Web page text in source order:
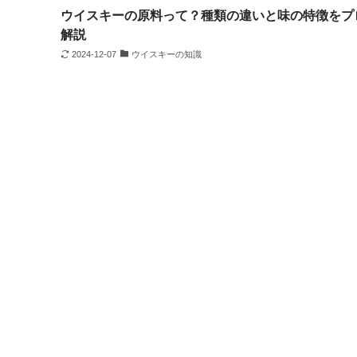
ウイスキーの原料って？種類の違いと味の特徴をプ
解説
2024-12-07 ウイスキーの知識